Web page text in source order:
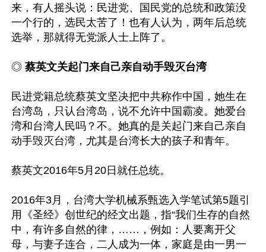
来，有人摇头说：民进党、国民党的总统和政策没
一个行的，选民太苦了！也有人认为，两年后总统
选举，那就得无党派人士上阵了。
◎ 蔡英文关起门来自己亲自动手毁灭台湾
民进党籍总统蔡英文坚决把中共称作中国，她生在
台湾岛，只认台湾岛，说不允许中国霸凌。她爱台
湾和台湾人民吗？不。她真的是关起门来自己亲自
动手毁灭台湾，尤其是台湾长大的孩子和青年。
蔡英文2016年5月20日就任总统。
2016年3月，台湾大学机械系甄选入学笔试第5题引
用《圣经》创世纪的经文出题，指“我们生存的自然
中，有许多自然的律，……，例如：人要离开父
母，与妻子连合，二人成为一体，家庭是由一男一